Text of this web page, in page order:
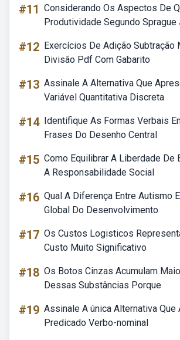
#11 Considerando Os Aspectos De
Produtividade Segundo Sprague
#12 Exercícios De Adição Subtração
Divisão Pdf Com Gabarito
#13 Assinale A Alternativa Que
Variável Quantitativa Discreta
#14 Identifique As Formas Verbais
Frases Do Desenho Central
#15 Como Equilibrar A Liberdade De
A Responsabilidade Social
#16 Qual A Diferença Entre Autismo
Global Do Desenvolvimento
#17 Os Custos Logisticos
Custo Muito Significativo
#18 Os Botos Cinzas Acumulam
Dessas Substâncias Porque
#19 Assinale A única Alternativa Que
Predicado Verbo-nominal